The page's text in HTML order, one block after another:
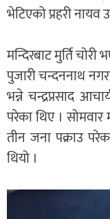
भेटिएको प्रहरी
मन्दिरबाट मुर्ति
पुजारी चन्दननाथ
भन्ने चन्द्रप्रसाद
परेका थिए । सोमवार
तीन जना पक्राउ
थियो ।